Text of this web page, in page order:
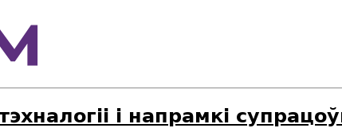
і напрамкі